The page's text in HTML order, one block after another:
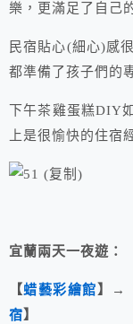
樂，更滿足了自己
民宿貼心(細心)感
都準備了孩子們的
下午茶雞蛋糕DIY
上是很愉快的住宿
宜蘭兩天一夜遊：
【蜡藝彩繪館】→
宿】